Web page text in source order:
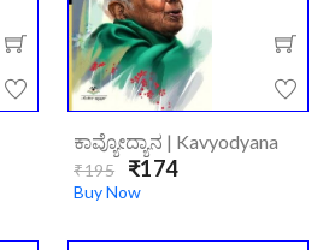
ಕಾವ್ಯೋದ್ಯಾನ | Kavyodyana
₹195 ₹174
Buy Now